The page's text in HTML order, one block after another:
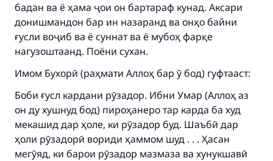
бадан ва ё ҳама ҷои он бартараф кунад. Аксари
донишмандон бар ин назаранд ва онҳо байни
ғусли воҷиб ва ё суннат ва ё мубоҳ фарқе
нагузоштаанд. Поёни сухан.
Имом Бухорӣ (раҳмати Аллоҳ бар ӯ бод) гуфтааст:
Боби ғусл кардани рӯзадор. Ибни Умар (Аллоҳ аз
он ду хушнуд бод) пироҳанеро тар карда ба худ
мекашид дар ҳоле, ки рӯзадор буд. Шаъбӣ дар
ҳоли рӯзадорӣ вориди ҳаммом шуд . . . Ҳасан
мегӯяд, ки барои рӯзадор мазмаза ва хунукшавӣ
Make an impact on millions of lives
with your contribution today
Your support is crucial for our mission.
The Prophet (ﷺ) said:
"A person who leads others to doing what is
good will earn the same reward as those who
do it."
(MUSLIM, 1893)